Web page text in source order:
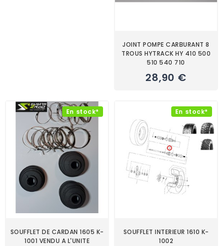
JOINT POMPE CARBURANT 8
TROUS HYTRACK HY 410 500
510 540 710
28,90 €
En stock*
SOUFFLET DE CARDAN 1605 K-
1001 VENDU A L'UNITE
En stock*
SOUFFLET INTERIEUR 1610 K-
1002